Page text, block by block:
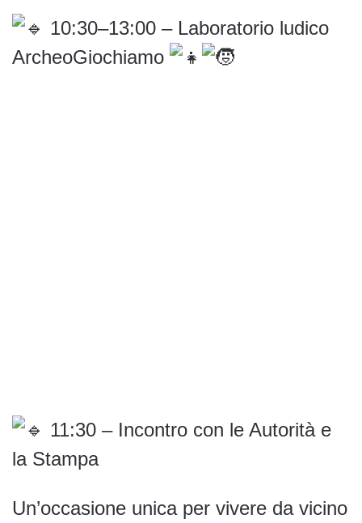
10:30–13:00 – Laboratorio ludico
ArcheoGiochiamo
11:30 – Incontro con le Autorità e
la Stampa
Un’occasione unica per vivere da vicino